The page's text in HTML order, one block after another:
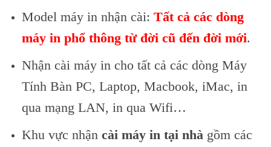
Model máy in nhận cài: Tất cả các dòng
máy in phổ thông từ đời cũ đến đời mới.
Nhận cài máy in cho tất cả các dòng Máy
Tính Bàn PC, Laptop, Macbook, iMac, in
qua mạng LAN, in qua Wifi…
Khu vực nhận cài máy in tại nhà gồm các